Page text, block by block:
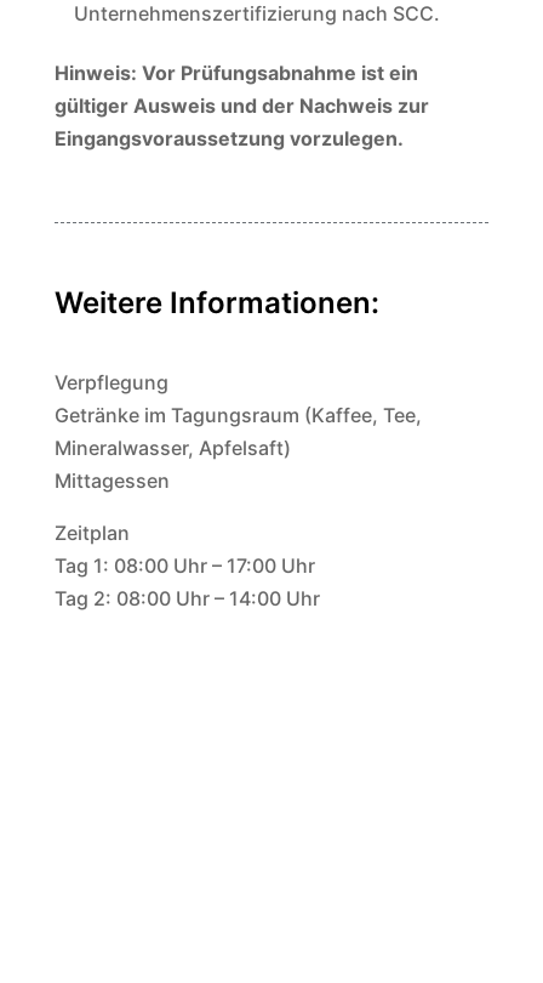
Unternehmenszertifizierung nach SCC.
Hinweis: Vor Prüfungsabnahme ist ein
gültiger Ausweis und der Nachweis zur
Eingangsvoraussetzung vorzulegen.
Weitere Informationen:
Verpflegung
Getränke im Tagungsraum (Kaffee, Tee,
Mineralwasser, Apfelsaft)
Mittagessen
Zeitplan
Tag 1: 08:00 Uhr – 17:00 Uhr
Tag 2: 08:00 Uhr – 14:00 Uhr